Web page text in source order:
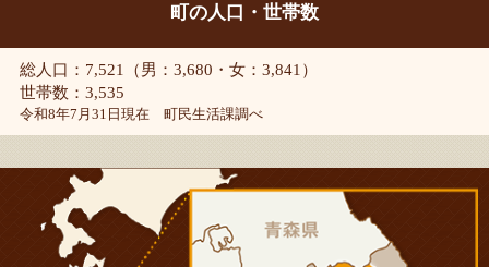
町の人口・世帯数
総人口：7,521（男：3,680・女：3,841）
世帯数：3,535
令和8年7月31日現在 町民生活課調べ